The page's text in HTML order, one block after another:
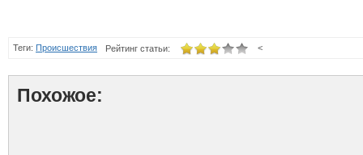
Теги: Происшествия <
Рейтинг статьи:
Похожое: